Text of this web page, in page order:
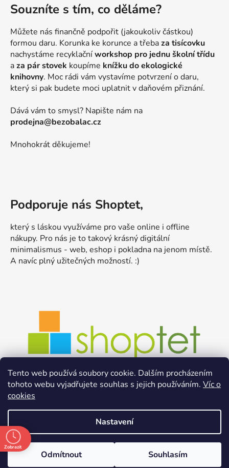
Tento web používá soubory cookie. Dalším procházením
tohoto webu vyjadřujete souhlas s jejich používáním. Víc o
cookies
Nastavení
Odmítnout Souhlasím
Souzníte s tím, co děláme?
Můžete nás finančně podpořit (jakoukoliv částkou)
formou daru. Korunka ke korunce a třebaza tisícovku
nachystáme recyklačníworkshop pro jednu školní třídu
aza pár stovek koupíme knížku do ekologické
knihovny. Moc rádi vám vystavíme potvrzení o daru,
který si pak budete moci uplatnit v daňovém přiznání.
Dává vám to smysl? Napište nám na
prodejna@bezobalac.cz
Mnohokrát děkujeme!
Podporuje nás Shoptet,
který s láskou využíváme pro vaše online i offline
nákupy. Pro nás je to takový krásný digitální
minimalismus - web, eshop i pokladna na jenom místě.
A navíc plný užitečných možností. :)
Vytvořil Shoptet
Zobrazit